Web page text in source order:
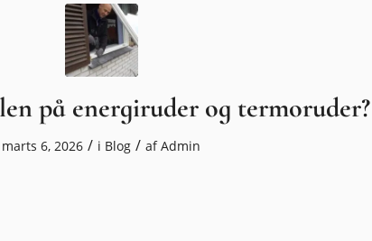
på energiruder og termoruder?
marts 6, 2026 / i Blog / afAdmin